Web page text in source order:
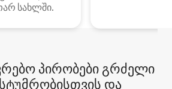
სახლში.
პირობები გრძელი
და